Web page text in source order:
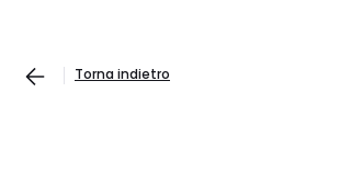
Torna indietro